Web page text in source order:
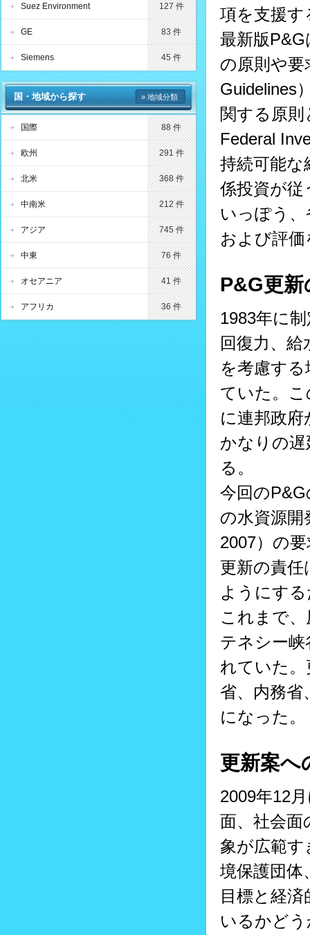
項を支援
最新版
の原則や要
Guidelines
関する原則
Federal
持続可能な
係投資が従
いっぽう
および評
P&G更
1983年に
回復力、
を考慮す
ていた。
に連邦政
かなりの
る。
今回の
の水資源開
2007）の
更新の責任
ようにす
これまで
テネシー
れていた。
省、内務省
になった。
更新案へ
2009年12
面、社会
象が広範
境保護団体
目標と経
いるかど
Suez Environment 127 件
GE 83 件
Siemens 45 件
国・地域から探す » 地域分類
国際 88 件
欧州 291 件
北米 368 件
中南米 212 件
アジア 745 件
中東 76 件
オセアニア 41 件
アフリカ 36 件